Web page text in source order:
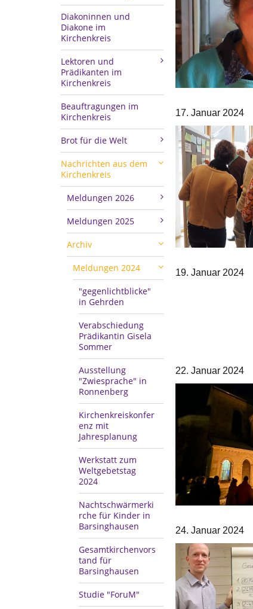
Diakoninnen und
Diakone im
Kirchenkreis
Lektoren und
Prädikanten im
Kirchenkreis
Beauftragungen im
Kirchenkreis
Brot für die Welt
Nachrichten aus dem
Kirchenkreis
Meldungen 2026
Meldungen 2025
Archiv
Meldungen 2024
"gegenlichtblicke"
in Gehrden
Verabschiedung
Prädikantin Gisela
Sommer
Ausstellung
"Zwiesprache" in
Ronnenberg
Kirchenkreiskonfer
enz mit
Jahresplanung
Werkstatt zum
Weltgebetstag
2024
Nachtschwärmerki
rche für Kinder in
Barsinghausen
Gesamtkirchenvors
tand für
Barsinghausen
Studie "ForuM"
17. Januar 2024
19. Januar 2024
22. Januar 2024
24. Januar 2024